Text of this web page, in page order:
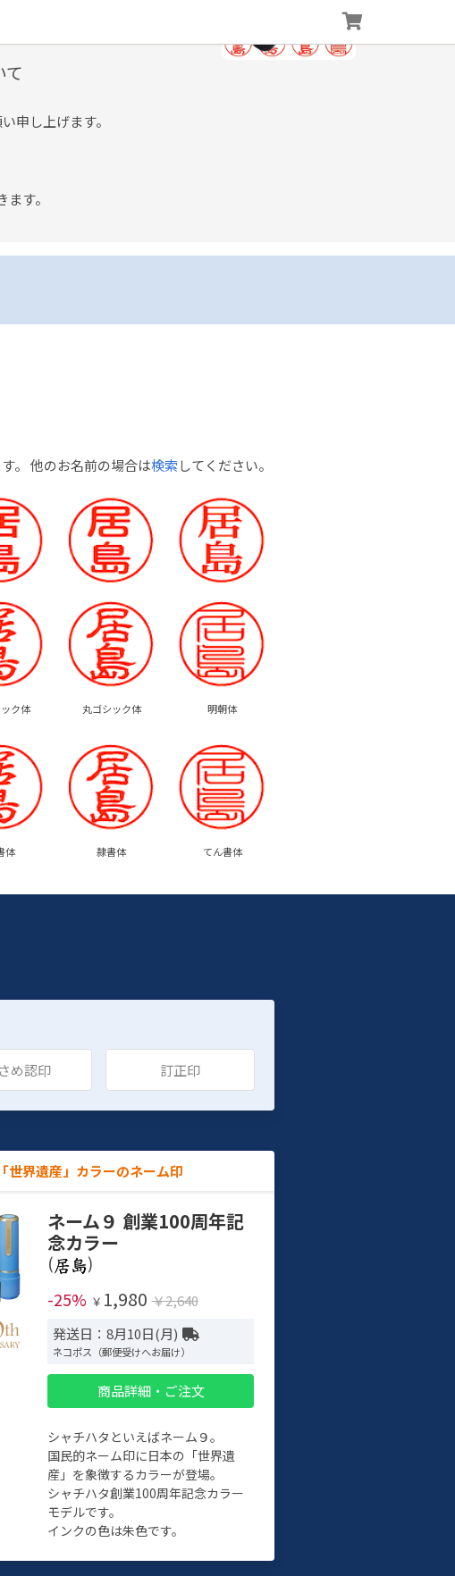
て
申し上げます。
す。
。 他のお名前の場合は検索してください。
ク体 丸ゴシック体 明朝体
体 隷書体 てん書体
め認印 訂正印
世界遺産」カラーのネーム印
ネーム９ 創業100周年記
念カラー
(
)
-25% ￥ 1,980 ￥2,640
発送日：8月10日(月)
ネコポス（郵便受けへお届け）
商品詳細・ご注文
シャチハタといえばネーム９。
国民的ネーム印に日本の「世界遺
産」を象徴するカラーが登場。
シャチハタ創業100周年記念カラー
モデルです。
インクの色は朱色です。